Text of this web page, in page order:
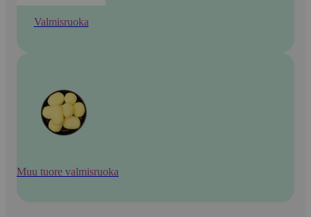
Valmisruoka
Muu tuore valmisruoka